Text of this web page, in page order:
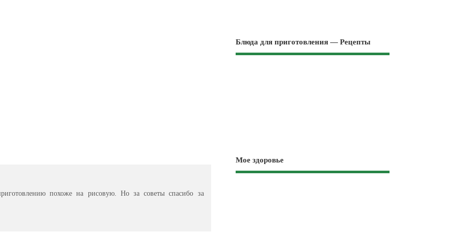
похоже на рисовую. Но за советы спасибо за
Блюда для приготовления — Рецепты
Мое здоровье